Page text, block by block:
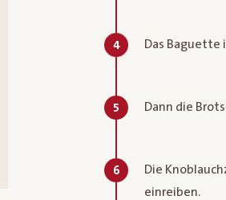
4 Das Baguette
5 Dann die
6
Die
einreiben.